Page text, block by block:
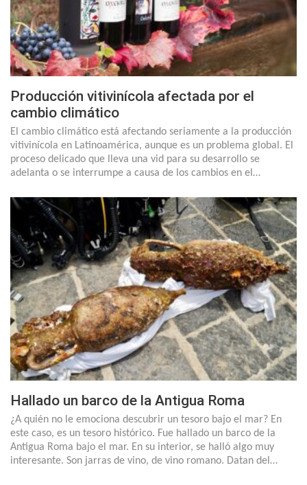
Producción vitivinícola afectada por el
cambio climático
El cambio climático está afectando seriamente a la producción
vitivinícola en Latinoamérica, aunque es un problema global. El
proceso delicado que lleva una vid para su desarrollo se
adelanta o se interrumpe a causa de los cambios en el…
Hallado un barco de la Antigua Roma
¿A quién no le emociona descubrir un tesoro bajo el mar? En
este caso, es un tesoro histórico. Fue hallado un barco de la
Antigua Roma bajo el mar. En su interior, se halló algo muy
interesante. Son jarras de vino, de vino romano. Datan del…